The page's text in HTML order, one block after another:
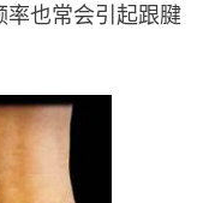
率也常会引起跟腱